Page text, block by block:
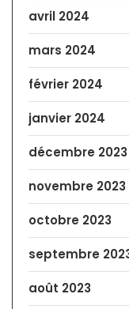
avril 2024
mars 2024
février 2024
janvier 2024
décembre 2023
novembre 2023
octobre 2023
septembre
août 2023